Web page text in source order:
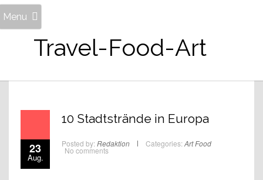
Travel-Food-Art
Menu
23
Aug.
10 Stadtstrände in Europa
Posted by: Redaktion Categories: ArtFood
No comments